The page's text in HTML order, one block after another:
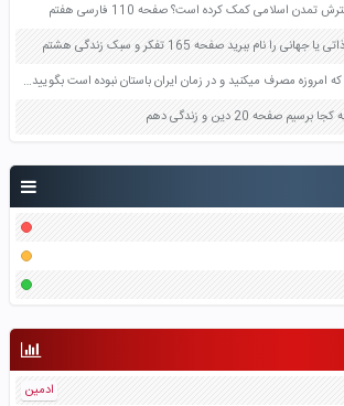
ادمین
اسلامی کمک کرده است؟ صفحه 110 فارسی هفتم
نام ببرید صفحه 165 تفکر و سبک زندگی هشتم
چند ماده غذایی نام ببرید که امروزه مصرف میکنید و در زمان ایران باستان نبوده است بگویید چرا این مواد نمی توانستند در آن دوره وجود داشته باشند صفحه 146 پیام های آسمان هفتم
صفحه 20 دین و زندگی دهم